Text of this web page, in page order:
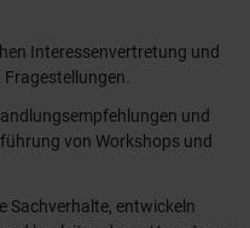
Interessenvertretung und
und
von Workshops und
Sachverhalte, entwickeln